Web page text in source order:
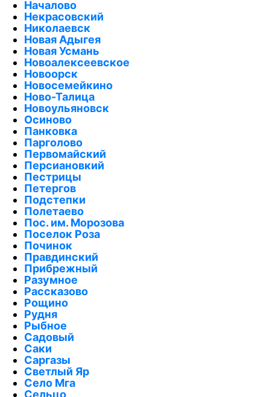
Началово
Некрасовский
Николаевск
Новая Адыгея
Новая Усмань
Новоалексеевское
Новоорск
Новосемейкино
Ново-Талица
Новоульяновск
Осиново
Панковка
Парголово
Первомайский
Персиановкий
Пестрицы
Петергов
Подстепки
Полетаево
Пос. им. Морозова
Поселок Роза
Починок
Правдинский
Прибрежный
Разумное
Рассказово
Рощино
Рудня
Рыбное
Садовый
Саки
Саргазы
Светлый Яр
Село Мга
Сельцо